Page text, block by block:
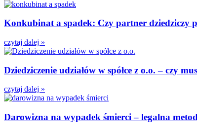
Konkubinat a spadek: Czy partner dziedziczy
czytaj dalej »
Dziedziczenie udziałów w spółce z o.o. – czy
czytaj dalej »
Darowizna na wypadek śmierci – legalna